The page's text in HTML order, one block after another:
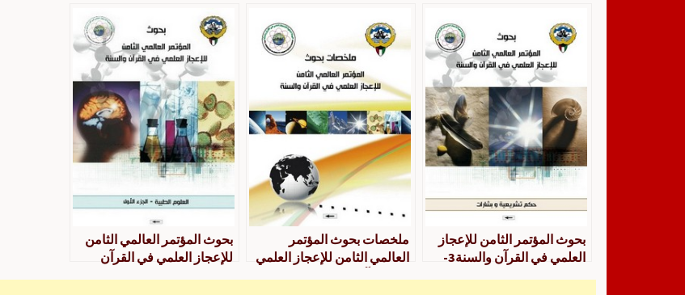
بحوث المؤتمر الثامن للإعجاز
العلمي في القرآن والسنة3-
ملخصات بحوث المؤتمر
العالمي الثامن للإعجاز العلمي
بحوث المؤتمر العالمي الثامن
للإعجاز العلمي في القرآن